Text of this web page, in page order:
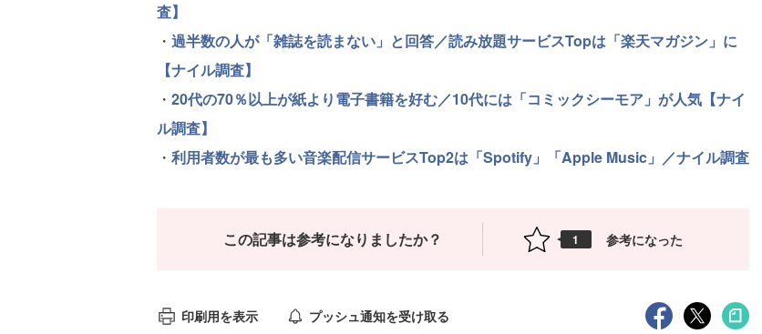
査】
・ 過半数の人が「雑誌を読まない」と回答／読み放題サービスTopは「楽天マガジン」に
【ナイル調査】
・ 20代の70％以上が紙より電子書籍を好む／10代には「コミックシーモア」が人気【ナイ
ル調査】
・ 利用者数が最も多い音楽配信サービスTop2は「Spotify」「Apple Music」／ナイル調査
この記事は参考になりましたか？ 1 参考になった
印刷用を表示 プッシュ通知を受け取る